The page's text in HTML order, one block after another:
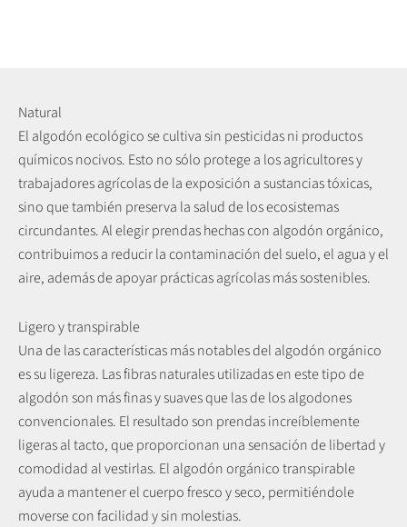
Natural
El algodón ecológico se cultiva sin pesticidas ni productos
químicos nocivos. Esto no sólo protege a los agricultores y
trabajadores agrícolas de la exposición a sustancias tóxicas,
sino que también preserva la salud de los ecosistemas
circundantes. Al elegir prendas hechas con algodón orgánico,
contribuimos a reducir la contaminación del suelo, el agua y el
aire, además de apoyar prácticas agrícolas más sostenibles.
Ligero y transpirable
Una de las características más notables del algodón orgánico
es su ligereza. Las fibras naturales utilizadas en este tipo de
algodón son más finas y suaves que las de los algodones
convencionales. El resultado son prendas increíblemente
ligeras al tacto, que proporcionan una sensación de libertad y
comodidad al vestirlas. El algodón orgánico transpirable
ayuda a mantener el cuerpo fresco y seco, permitiéndole
moverse con facilidad y sin molestias.